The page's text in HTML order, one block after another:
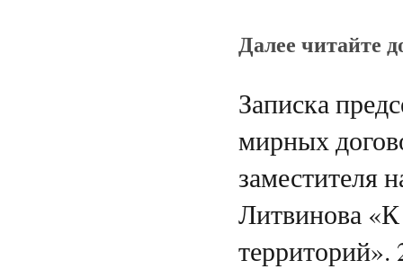
Далее читайте
Записка
мирных
Литвинова